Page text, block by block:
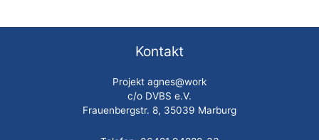
Kontakt
Projekt agnes@work
c/o DVBS e.V.
Frauenbergstr. 8, 35039 Marburg